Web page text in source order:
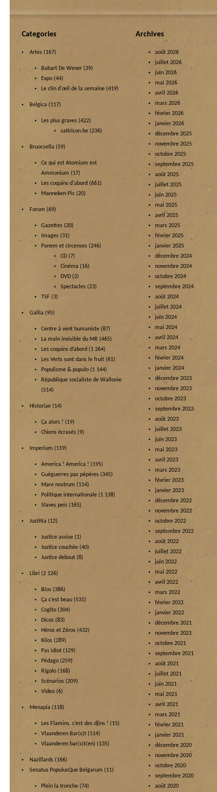
Categories
Artes (167)
Babart De Wever (39)
Expo (44)
Le clin d'œil de la semaine (419)
Belgica (117)
Les plus graves (422)
satiricon.be (236)
Bruocsella (59)
Ce qui est Atomium est
Ammonium (17)
Les coquins d'abord (661)
Manneken-Pis (20)
Forum (69)
Gazettes (20)
Images (31)
Panem et circenses (246)
CD (7)
Cinéma (16)
DVD (2)
Spectacles (23)
TSF (3)
Gallia (95)
Centre à vent humaniste (87)
La main invisible du MR (465)
Les coquins d’abord (1 264)
Les Verts sont dans le fruit (61)
Populisme & populo (1 144)
République socialiste de Wallonie
(514)
Historiae (14)
Ça alors ! (19)
Chiens écrasés (9)
Imperium (119)
America ! America ! (195)
Guéguerres pas pépères (345)
Mare nostrum (114)
Politique internationale (1 138)
Slaves peïs (165)
Justitia (12)
Justice assise (1)
Justice couchée (40)
Justice debout (8)
Libri (2 126)
Bios (386)
Ça c’est beau (531)
Cogito (304)
Dicos (83)
Héros et Zéros (432)
Kilos (289)
Pas idiot (129)
Pédago (259)
Rigolo (168)
Scénarios (209)
Video (6)
Menapia (118)
Les Flamins, c’est des djins ! (15)
Vlaanderen Bar(s)t (114)
Vlaanderen bar(s)t(en) (135)
Nazillards (166)
Senatus PopulusQue Belgarum (11)
Plein la tronche (74)
Archives
août 2026
juillet 2026
juin 2026
mai 2026
avril 2026
mars 2026
février 2026
janvier 2026
décembre 2025
novembre 2025
octobre 2025
septembre 2025
août 2025
juillet 2025
juin 2025
mai 2025
avril 2025
mars 2025
février 2025
janvier 2025
décembre 2024
novembre 2024
octobre 2024
septembre 2024
août 2024
juillet 2024
juin 2024
mai 2024
avril 2024
mars 2024
février 2024
janvier 2024
décembre 2023
novembre 2023
octobre 2023
septembre 2023
août 2023
juillet 2023
juin 2023
mai 2023
avril 2023
mars 2023
février 2023
janvier 2023
décembre 2022
novembre 2022
octobre 2022
septembre 2022
août 2022
juillet 2022
juin 2022
mai 2022
avril 2022
mars 2022
février 2022
janvier 2022
décembre 2021
novembre 2021
octobre 2021
septembre 2021
août 2021
juillet 2021
juin 2021
mai 2021
avril 2021
mars 2021
février 2021
janvier 2021
décembre 2020
novembre 2020
octobre 2020
septembre 2020
août 2020